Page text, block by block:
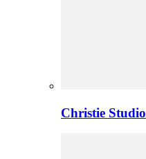
Christie Studio